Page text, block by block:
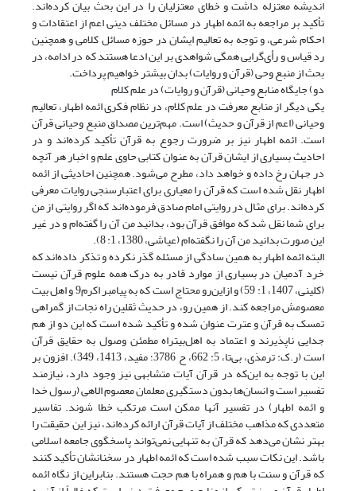
اندیشه معتزله داشت و خطای معتزلیان را در این بحث بیان کرده‌اند.
تأکید بر مراجعه به ائمه اطهار در مسائل مختلف دینی اعم از اعتقادات و
احکام شرعی، و توجه به تعالیم ایشان در حوزه مسائل کلامی و همچنین
رد قیاس و رأی‌گرایی همگی شواهدی بر این ادعا هستند که در ادامه، در
بحث از منبع وحی (قرآن و روایات) بدان بیشتر خواهیم پرداخت.
دو) جایگاه منابع وحیانی (قرآن و روایات) در علم کلام
یکی دیگر از منابع معرفت در علم کلام، در نظام فکری ائمه اطهار، تعالیم
وحیانی (اعم از قرآن و حدیث) است. مهم‌ترین مصداق منبع وحیانی قرآن
است. ائمه اطهار نیز بر ضرورت رجوع به قرآن تأکید کرده‌اند و در
احادیث بسیاری از ایشان قرآن به عنوان کتابی حاوی علم و اخبار هر آنچه
در جهان رخ داده و خواهد داد، مطرح می‌شود. همچنین احادیثی از ائمه
اطهار نقل شده است که قرآن را معیاری برای اعتبارسنجی روایات معرفی
کرده‌اند. برای مثال در روایتی امام صادق فرموده‌اند که اگر روایتی از من
برای شما نقل شد که موافق قرآن بود، بدانید من آن را گفته‌ام و در غیر
این صورت بدانید من آن را نگفته‌ام (عیاشی، 1380، 1: 8).
البته ائمه اطهار به همین سادگی از مسئله گذر نکرده‌ و تذکر داده‌اند که
خرد آدمیان در بسیاری از موارد قادر به درک همه علوم قرآن نیست
(کلینی، 1407، 1: 59) و از‌این‌رو محتاج است که به پیامبر اکرم9 و اهل بیت
معصومش مراجعه کند. از همین رو، در حدیث ثقلین راه نجات از گمراهی
تمسک به قرآن و عترت عنوان شده و تأکید شده است که این دو از هم
جدایی ناپذیرند و اعتماد به اهل‌بیتراه مطمئن وصول به حقایق قرآن
است (ر.ک: ترمذی، بی‌تا، 5: 662، ح 3786؛ مفید، 1413، 349). افزون بر
این با توجه به این‌که در قرآن آیات متشابهی نیز وجود دارد، نیازمند
تفسیر است و انسان‌ها بدون دستگیری معلمان معصوم الاهی (رسول خدا
و ائمه اطهار) در تفسیر آنها ممکن است مرتکب خطا شوند. تفاسیر
متعددی که مذاهب مختلف از آیات قرآن ارائه کرده‌اند، نیز این حقیقت را
بهتر نشان می‌دهد که قرآن به تنهایی نمی‌تواند پاسخگوی جامعه اسلامی
باشد. این نکات سبب شده است که ائمه اطهار در سخنانشان تأکید کنند
که قرآن و سنت با هم و همراه با هم حجت هستند. بنابراین از نگاه ائمه